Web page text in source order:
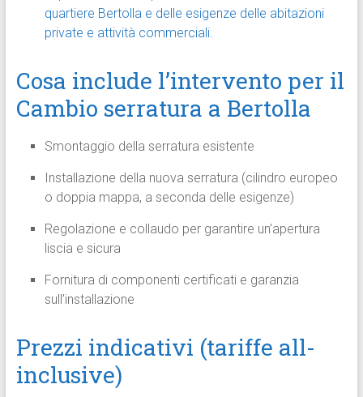
quartiere Bertolla e delle esigenze delle abitazioni
private e attività commerciali.
Cosa include l’intervento per il
Cambio serratura a Bertolla
Smontaggio della serratura esistente
Installazione della nuova serratura (cilindro europeo
o doppia mappa, a seconda delle esigenze)
Regolazione e collaudo per garantire un’apertura
liscia e sicura
Fornitura di componenti certificati e garanzia
sull’installazione
Prezzi indicativi (tariffe all-
inclusive)